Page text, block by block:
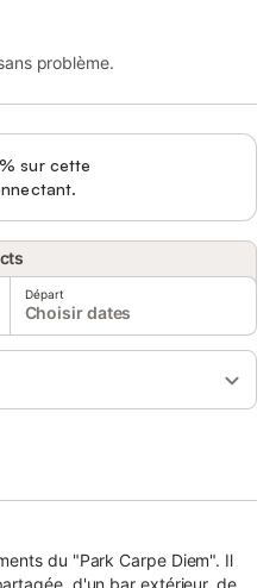
problème.
sur cette
Départ
Choisir dates
du "Park Carpe Diem". Il
d'un bar extérieur, de